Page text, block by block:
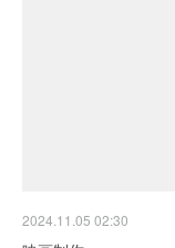
2024.11.05 02:30